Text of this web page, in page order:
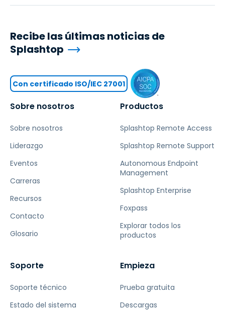
Sobre nosotros
Sobre nosotros
Liderazgo
Eventos
Carreras
Recursos
Contacto
Glosario
Productos
Splashtop Remote Access
Splashtop Remote Support
Autonomous Endpoint
Management
Splashtop Enterprise
Foxpass
Explorar todos los
productos
Soporte
Soporte técnico
Estado del sistema
Empieza
Prueba gratuita
Descargas
Recibe las últimas noticias de
Splashtop
Con certificado ISO/IEC 27001